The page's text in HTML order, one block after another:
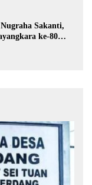
Sakanti,
ke-80